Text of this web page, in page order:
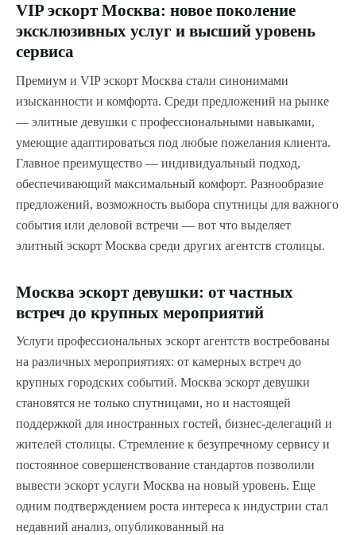
VIP эскорт Москва: новое поколение
эксклюзивных услуг и высший уровень
сервиса
Премиум и VIP эскорт Москва стали синонимами
изысканности и комфорта. Среди предложений на рынке
— элитные девушки с профессиональными навыками,
умеющие адаптироваться под любые пожелания клиента.
Главное преимущество — индивидуальный подход,
обеспечивающий максимальный комфорт. Разнообразие
предложений, возможность выбора спутницы для важного
события или деловой встречи — вот что выделяет
элитный эскорт Москва среди других агентств столицы.
Москва эскорт девушки: от частных
встреч до крупных мероприятий
Услуги профессиональных эскорт агентств востребованы
на различных мероприятиях: от камерных встреч до
крупных городских событий. Москва эскорт девушки
становятся не только спутницами, но и настоящей
поддержкой для иностранных гостей, бизнес-делегаций и
жителей столицы. Стремление к безупречному сервису и
постоянное совершенствование стандартов позволили
вывести эскорт услуги Москва на новый уровень. Еще
одним подтверждением роста интереса к индустрии стал
недавний анализ, опубликованный на